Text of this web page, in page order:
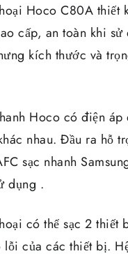
Hoco C80A thiết
cấp, an toàn khi
kích thước và
Hoco có điện
nhau. Đầu ra hỗ
sạc nhanh
dụng .
có thể sạc 2
của các thiết bị.